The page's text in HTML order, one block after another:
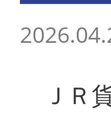
ＪＲ